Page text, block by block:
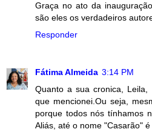
Graça no ato da
são eles os verdadeiros
Responder
Fátima Almeida 3:14 PM
Quanto a sua cronica,
que mencionei.Ou seja,
porque todos nós tínhamos
Aliás, até o nome "Casarão"